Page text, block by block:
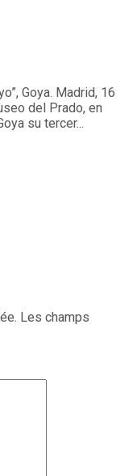
Goya. Madrid, 16
del Prado, en
su tercer...
Les champs